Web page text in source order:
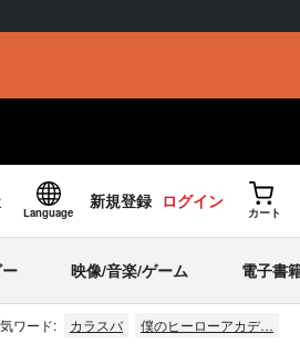
Language
新規登録 ログイン
カート
映像/音楽/ゲーム 電子書
ワード: カラスバ 僕のヒーローアカデ…